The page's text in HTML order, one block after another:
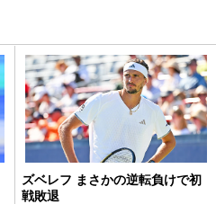
ズベレフ まさかの逆転負けで初
戦敗退